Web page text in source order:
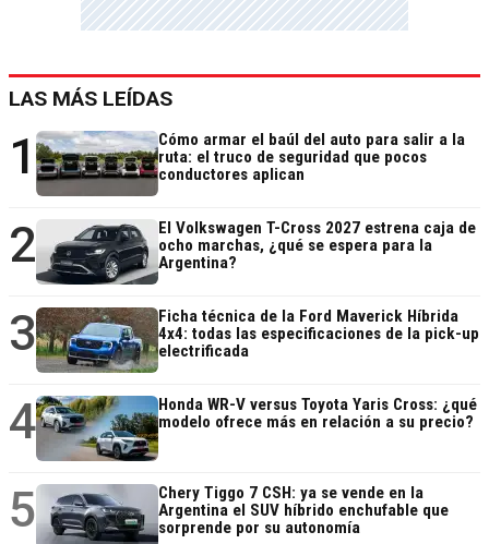
LAS MÁS LEÍDAS
1
Cómo armar el baúl del auto para salir a la
ruta: el truco de seguridad que pocos
conductores aplican
2
El Volkswagen T-Cross 2027 estrena caja de
ocho marchas, ¿qué se espera para la
Argentina?
3
Ficha técnica de la Ford Maverick Híbrida
4x4: todas las especificaciones de la pick-up
electrificada
4
Honda WR-V versus Toyota Yaris Cross: ¿qué
modelo ofrece más en relación a su precio?
5
Chery Tiggo 7 CSH: ya se vende en la
Argentina el SUV híbrido enchufable que
sorprende por su autonomía